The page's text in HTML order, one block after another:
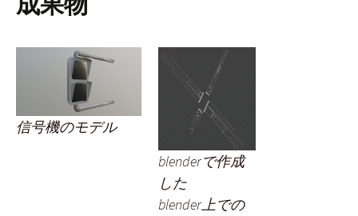
信号機のモデル
blenderで作成
した
blender上での